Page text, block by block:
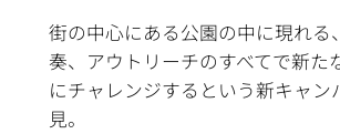
街の中心にある公園の中に現れる
奏、アウトリーチのすべてで新た
にチャレンジするという新キャン
見。